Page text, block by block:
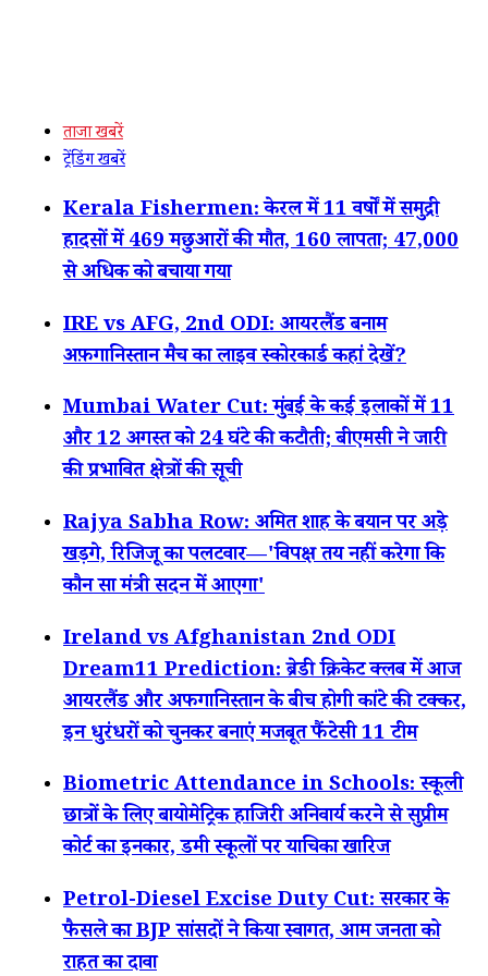
ताजा खबरें
ट्रेंडिंग खबरें
Kerala Fishermen: केरल में 11 वर्षों में समुद्री
हादसों में 469 मछुआरों की मौत, 160 लापता; 47,000
से अधिक को बचाया गया
IRE vs AFG, 2nd ODI: आयरलैंड बनाम
अफ़गानिस्तान मैच का लाइव स्कोरकार्ड कहां देखें?
Mumbai Water Cut: मुंबई के कई इलाकों में 11
और 12 अगस्त को 24 घंटे की कटौती; बीएमसी ने जारी
की प्रभावित क्षेत्रों की सूची
Rajya Sabha Row: अमित शाह के बयान पर अड़े
खड़गे, रिजिजू का पलटवार—'विपक्ष तय नहीं करेगा कि
कौन सा मंत्री सदन में आएगा'
Ireland vs Afghanistan 2nd ODI
Dream11 Prediction: ब्रेडी क्रिकेट क्लब में आज
आयरलैंड और अफगानिस्तान के बीच होगी कांटे की टक्कर,
इन धुरंधरों को चुनकर बनाएं मजबूत फैंटेसी 11 टीम
Biometric Attendance in Schools: स्कूली
छात्रों के लिए बायोमेट्रिक हाजिरी अनिवार्य करने से सुप्रीम
कोर्ट का इनकार, डमी स्कूलों पर याचिका खारिज
Petrol-Diesel Excise Duty Cut: सरकार के
फैसले का BJP सांसदों ने किया स्वागत, आम जनता को
राहत का दावा